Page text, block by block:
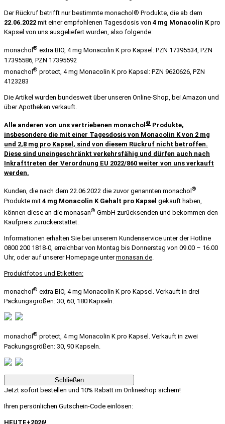
Der Rückruf betrifft nur bestimmte monachol® Produkte, die ab dem
22.06.2022 mit einer empfohlenen Tagesdosis von 4 mg Monacolin Kpro
Kapsel von uns ausgeliefert wurden, also folgende:
monachol ® extra BIO, 4 mg Monacolin K pro Kapsel: PZN 17395534, PZN
17395586, PZN 17395592
monachol ® protect, 4 mg Monacolin K pro Kapsel: PZN 9620626, PZN
4123283
Die Artikel wurden bundesweit über unseren Online-Shop, bei Amazon und
über Apotheken verkauft.
Alle anderen von uns vertriebenen monachol ® Produkte,
insbesondere die mit einer Tagesdosis von Monacolin K von 2 mg
und 2,8 mg pro Kapsel, sind von diesem Rückruf nicht betroffen.
Diese sind uneingeschränkt verkehrsfähig und dürfen auch nach
Inkrafttreten der Verordnung EU 2022/860 weiter von uns verkauft
werden.
Kunden, die nach dem 22.06.2022 die zuvor genannten monachol ®
Produkte mit 4 mg Monacolin K Gehalt pro Kapsel gekauft haben,
können diese an die monasan® GmbH zurücksenden und bekommen den
Kaufpreis zurückerstattet.
Informationen erhalten Sie bei unserem Kundenservice unter der Hotline
0800 200 1818-0, erreichbar von Montag bis Donnerstag von 09.00 – 16.00
Uhr, oder auf unserer Homepage untermonasan.de.
Produktfotos und Etiketten:
monachol ® extra BIO, 4 mg Monacolin K pro Kapsel. Verkauft in drei
Packungsgrößen: 30, 60, 180 Kapseln.
monachol ® protect, 4 mg Monacolin K pro Kapsel. Verkauft in zwei
Packungsgrößen: 30, 90 Kapseln.
Schließen
Jetzt sofort bestellen und 10% Rabatt im Onlineshop sichern!
Ihren persönlichen Gutschein-Code einlösen:
HEUTE+2026!